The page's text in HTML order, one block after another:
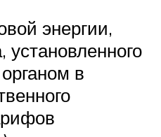
энергии,
в